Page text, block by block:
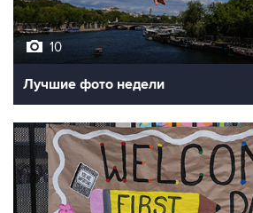
10
Лучшие фото недели